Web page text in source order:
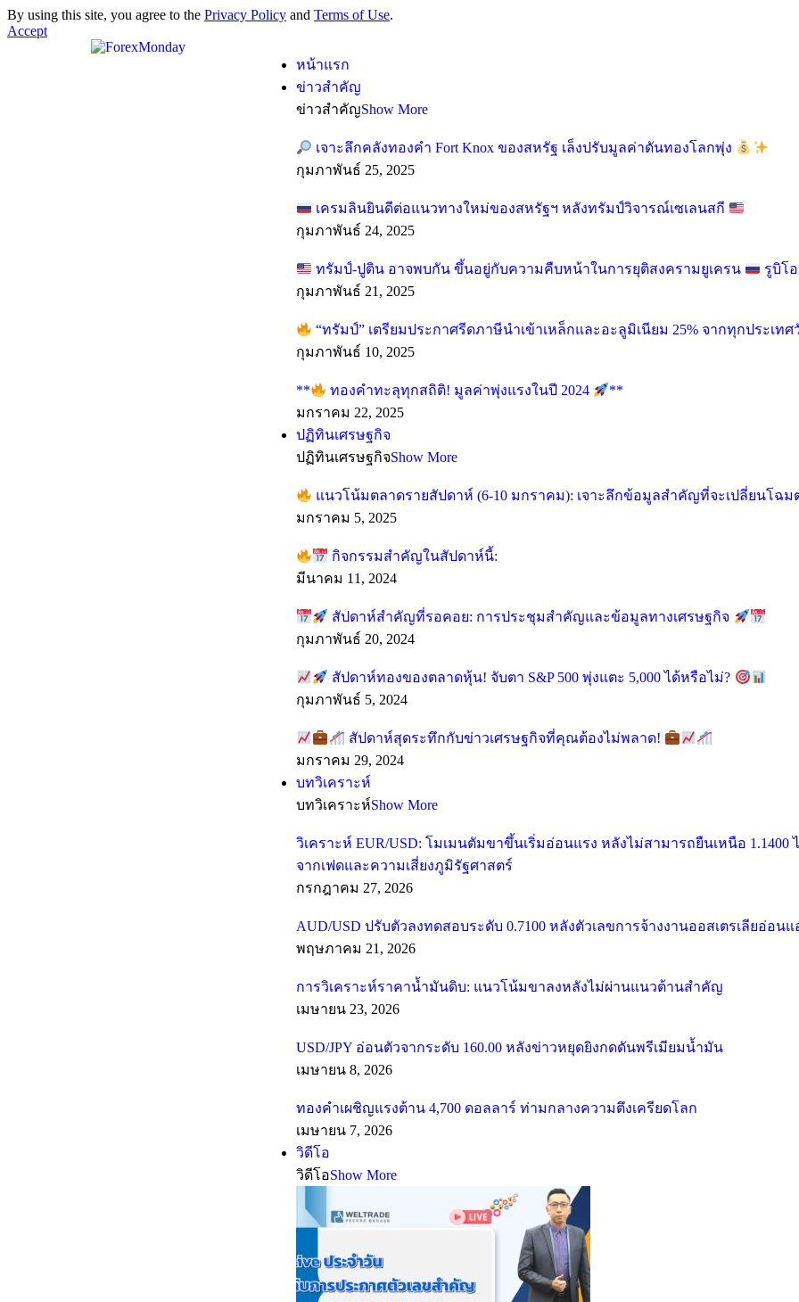
By using this site, you agree to the Privacy Policy and Terms of Use.
Accept
หน้าแรก
ข่าวสำคัญ
ข่าวสำคัญShow More
เจาะลึกคลังทองคำ Fort Knox ของสหรัฐ เล็งปรับมูลค่าดันทองโลกพุ่ง
กุมภาพันธ์ 25, 2025
เครมลินยินดีต่อแนวทางใหม่ของสหรัฐฯ หลังทรัมป์วิจารณ์เซเลนสกี
กุมภาพันธ์ 24, 2025
ทรัมป์-ปูติน อาจพบกัน ขึ้นอยู่กับความคืบหน้าในการยุติสงครามยูเครน
รูบิโ
กุมภาพันธ์ 21, 2025
“ทรัมป์” เตรียมประกาศรีดภาษีนำเข้าเหล็กและอะลูมิเนียม 25% จากทุกประเทศ
กุมภาพันธ์ 10, 2025
** ทองคำทะลุทุกสถิติ! มูลค่าพุ่งแรงในปี 2024
**
มกราคม 22, 2025
ปฏิทินเศรษฐกิจ
ปฏิทินเศรษฐกิจShow More
แนวโน้มตลาดรายสัปดาห์ (6-10 มกราคม): เจาะลึกข้อมูลสำคัญที่จะเปลี่ยนโฉม
มกราคม 5, 2025
กิจกรรมสำคัญในสัปดาห์นี้:
มีนาคม 11, 2024
สัปดาห์สำคัญที่รอคอย: การประชุมสำคัญและข้อมูลทางเศรษฐกิจ
กุมภาพันธ์ 20, 2024
สัปดาห์ทองของตลาดหุ้น! จับตา S&P 500 พุ่งแตะ 5,000 ได้หรือไม่?
กุมภาพันธ์ 5, 2024
สัปดาห์สุดระทึกกับข่าวเศรษฐกิจที่คุณต้องไม่พลาด!
มกราคม 29, 2024
บทวิเคราะห์
บทวิเคราะห์Show More
วิเคราะห์ EUR/USD: โมเมนตัมขาขึ้นเริ่มอ่อนแรง หลังไม่สามารถยืนเหนือ 1.1400
จากเฟดและความเสี่ยงภูมิรัฐศาสตร์
กรกฎาคม 27, 2026
AUD/USD ปรับตัวลงทดสอบระดับ 0.7100 หลังตัวเลขการจ้างงานออสเตรเลียอ่อน
พฤษภาคม 21, 2026
การวิเคราะห์ราคาน้ำมันดิบ: แนวโน้มขาลงหลังไม่ผ่านแนวต้านสำคัญ
เมษายน 23, 2026
USD/JPY อ่อนตัวจากระดับ 160.00 หลังข่าวหยุดยิงกดดันพรีเมียมน้ำมัน
เมษายน 8, 2026
ทองคำเผชิญแรงต้าน 4,700 ดอลลาร์ ท่ามกลางความตึงเครียดโลก
เมษายน 7, 2026
วิดีโอ
วิดีโอShow More